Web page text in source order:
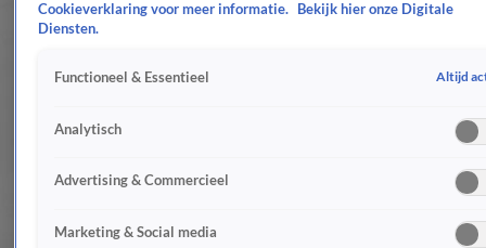
Cookieverklaring voor meer informatie.
Bekijk hier onze Digitale
Diensten.
Functioneel & Essentieel Altijd
Analytisch
Advertising & Commercieel
Marketing & Social media